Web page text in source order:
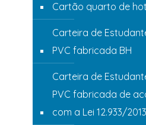
Cartão quarto de
Carteira de
PVC fabricada BH
Carteira de
PVC fabricada de
com a Lei 12.933/2013